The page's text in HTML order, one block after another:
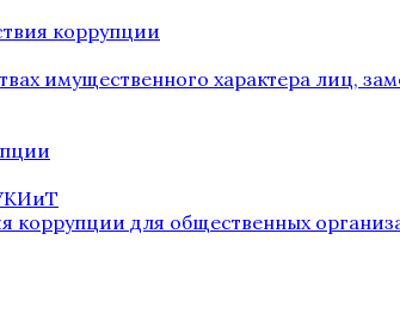
коррупции
имущественного характера лиц,
коррупции для общественных